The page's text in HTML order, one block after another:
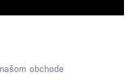
obchode